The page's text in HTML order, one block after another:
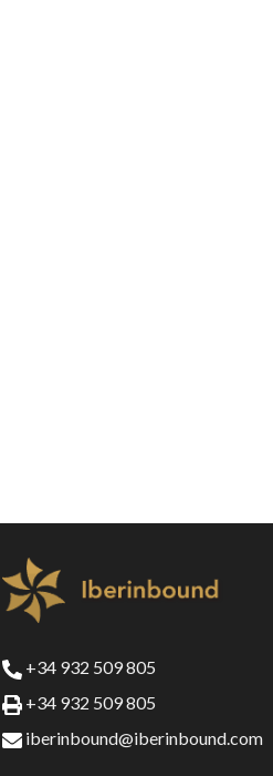
+34 932 509 805
+34 932 509 805
iberinbound@iberinbound.com